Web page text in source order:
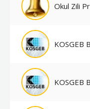
Okul Zili
KOSGEB
KOSGEB